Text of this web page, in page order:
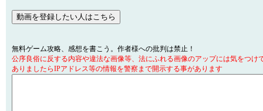
無料ゲーム攻略、感想を書こう。作者様への批判は禁止！
公序良俗に反する内容や違法な画像等、法にふれる画像のアップには気をつけ
ありましたらIPアドレス等の情報を警察まで開示する事があります